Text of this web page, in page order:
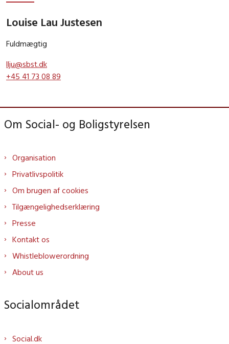
Louise Lau Justesen
Fuldmægtig
llju@sbst.dk
+45 41 73 08 89
Om Social- og Boligstyrelsen
Organisation
Privatlivspolitik
Om brugen af cookies
Tilgængelighedserklæring
Presse
Kontakt os
Whistleblowerordning
About us
Socialområdet
Social.dk